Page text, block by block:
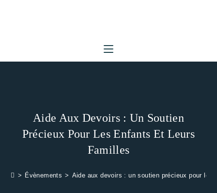
Aide Aux Devoirs : Un Soutien
Précieux Pour Les Enfants Et Leurs
Familles
> Évènements > Aide aux devoirs : un soutien précieux pour les